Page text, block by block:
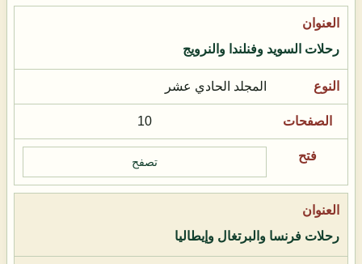
رحلات السويد وفنلندا والنرويج
المجلد الحادي عشر
10
تصفح
رحلات فرنسا والبرتغال وإيطاليا